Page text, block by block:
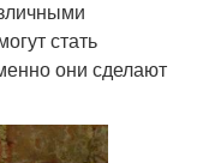
стать
они сделают